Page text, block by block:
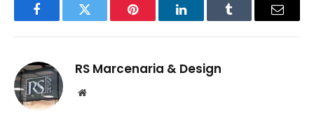
FacebookTwitter Pinterest LinkedInTumblr Email
RS Marcenaria & Design
Website